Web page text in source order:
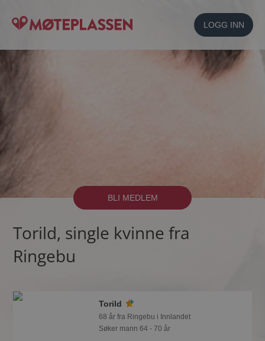
LOGG INN
BLI MEDLEM
Torild, single kvinne fra
Ringebu
Torild
68 år fra Ringebu i Innlandet
Søker mann 64 - 70 år